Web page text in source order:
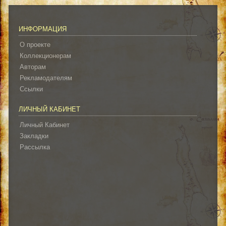
ИНФОРМАЦИЯ
О проекте
Коллекционерам
Авторам
Рекламодателям
Ссылки
ЛИЧНЫЙ КАБИНЕТ
Личный Кабинет
Закладки
Рассылка